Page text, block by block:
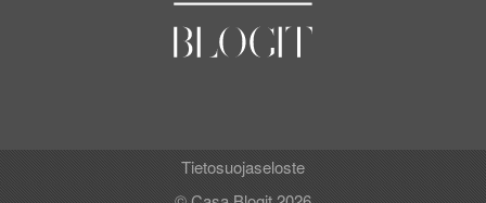
Tietosuojaseloste